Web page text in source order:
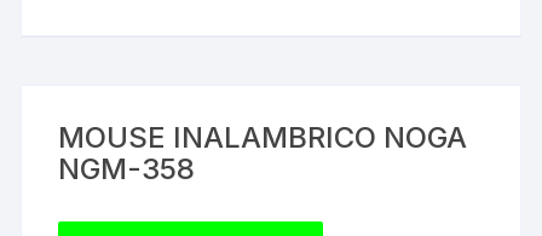
MOUSE INALAMBRICO NOGA
NGM-358